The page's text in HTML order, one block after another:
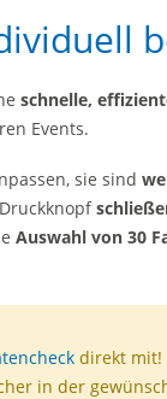
schnelle,
Events.
sie sind
Auswahl von 30
direkt mit!
in der